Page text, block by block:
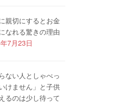
親切にするとお金
なれる驚きの理由
7月23日
ない人としゃべっ
けません」と子供
るのは少し待って